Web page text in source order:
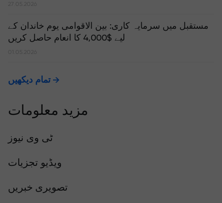
27.05.2026
مستقبل میں سرمایہ کاری: بین الاقوامی یوم خاندان کے
لیے $4,000 کا انعام حاصل کریں
01.05.2026
تمام دیکھیں
مزید معلومات
ٹی وی نیوز
ویڈیو تجزیات
تصویری خبریں